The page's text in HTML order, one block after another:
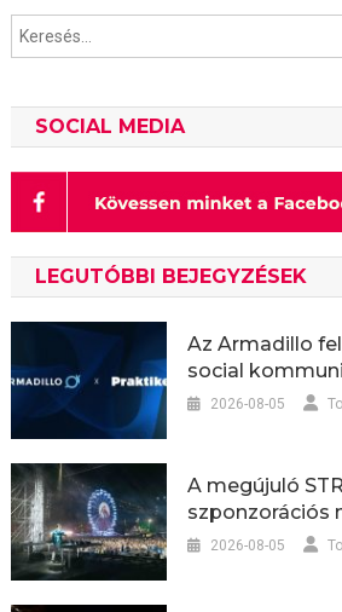
SOCIAL MEDIA
LEGUTÓBBI BEJEGYZÉSEK
Az Armadillo
social
2026-08-05
A megújuló
szponzorációs
2026-08-05